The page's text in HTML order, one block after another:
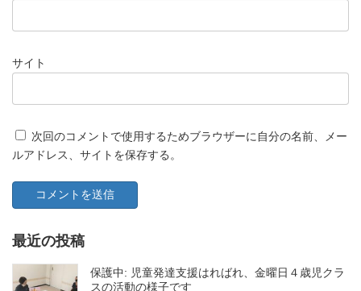
サイト
次回のコメントで使用するためブラウザーに自分の名前、メー
ルアドレス、サイトを保存する。
最近の投稿
保護中: 児童発達支援はればれ、金曜日４歳児クラ
スの活動の様子です